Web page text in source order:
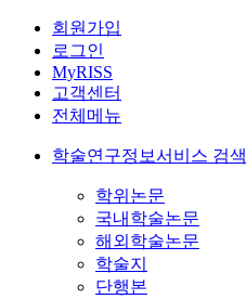
회원가입
로그인
MyRISS
고객센터
전체메뉴
학술연구정보서비스 검색
학위논문
국내학술논문
해외학술논문
학술지
단행본